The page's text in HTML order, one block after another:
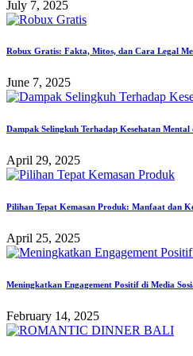
July 7, 2025
Robux Gratis: Fakta, Mitos, dan Cara Legal
June 7, 2025
Dampak Selingkuh Terhadap Kesehatan Mental
April 29, 2025
Pilihan Tepat Kemasan Produk: Manfaat dan
April 25, 2025
Meningkatkan Engagement Positif di Media
February 14, 2025